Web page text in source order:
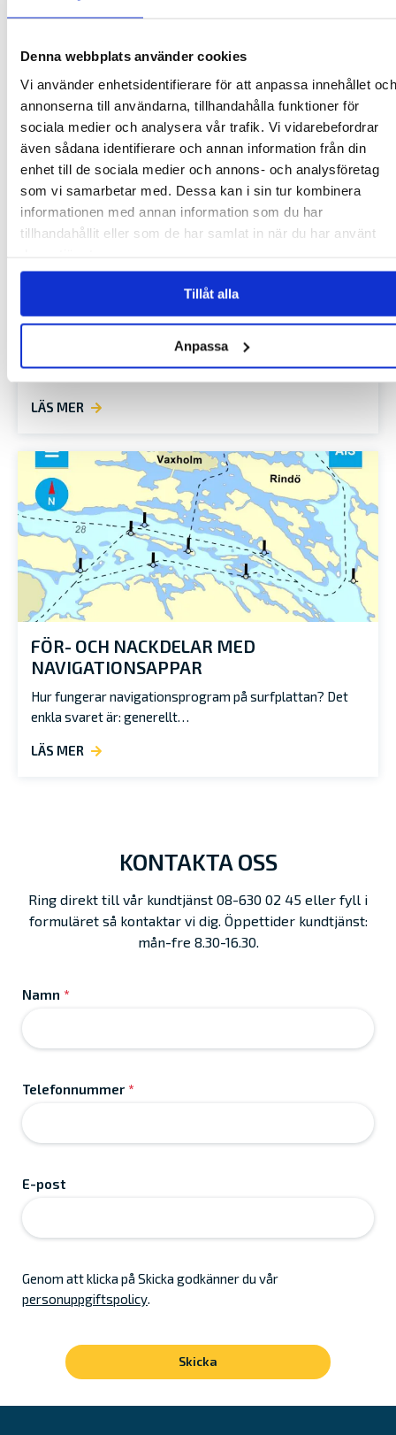
Denna webbplats använder cookies
Vi använder enhetsidentifierare för att anpassa innehållet och
annonserna till användarna, tillhandahålla funktioner för
sociala medier och analysera vår trafik. Vi vidarebefordrar
även sådana identifierare och annan information från din
enhet till de sociala medier och annons- och analysföretag
som vi samarbetar med. Dessa kan i sin tur kombinera
informationen med annan information som du har
tillhandahållit eller som de har samlat in när du har använt
Tillåt alla
Anpassa
LÄS MER
VILKEN FLYTVÄST PASSAR I VILKEN
SITUATION?
Valet av flytväst beror på aktivitet, vattenmiljö, väder,
simkunnighet och…
LÄS MER
FÖR- OCH NACKDELAR MED
NAVIGATIONSAPPAR
Hur fungerar navigationsprogram på surfplattan? Det
enkla svaret är: generellt…
LÄS MER
KONTAKTA OSS
Ring direkt till vår kundtjänst 08-630 02 45 eller fyll i
formuläret så kontaktar vi dig. Öppettider kundtjänst:
mån-fre 8.30-16.30.
Namn *
Telefonnummer *
E-post
Genom att klicka på Skicka godkänner du vår
personuppgiftspolicy.